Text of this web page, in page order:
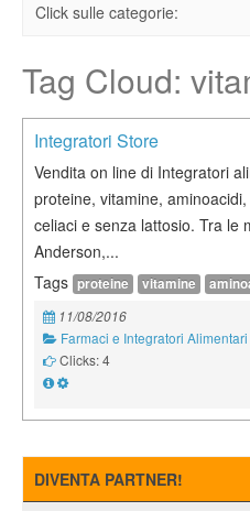
Click sulle categorie:
Tag Cloud:
Integratori Store
Vendita on line di Integratori
proteine, vitamine,
celiaci e senza lattosio. Tra le
Anderson,...
Tags proteine vitamine
11/08/2016
Farmaci e Integratori Alimentari
Clicks: 4
DIVENTA PARTNER!